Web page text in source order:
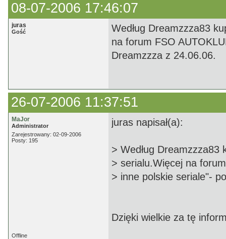
08-07-2006 17:46:07
juras
Gość
Według Dreamzzza83
na forum FSO
Dreamzzza z 24.06.06.
26-07-2006 11:37:51
MaJor
Administrator
Zarejestrowany: 02-09-2006
Posty: 195
juras napisał(a):
> Według Dreamzzza83
> serialu.Więcej na
> inne polskie seriale"-
Dzięki wielkie za tę
Offline